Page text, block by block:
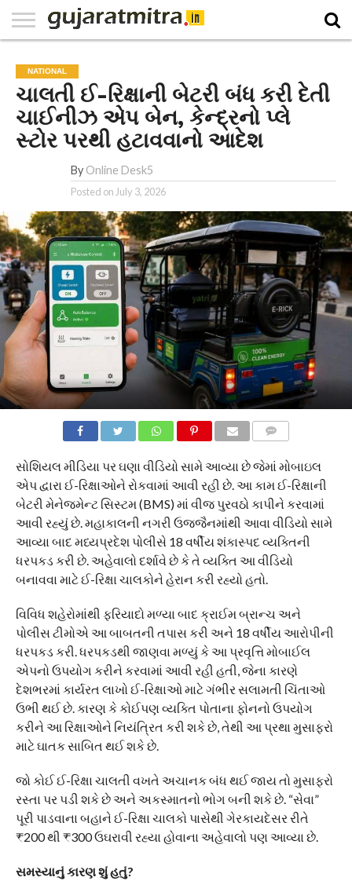
PAPER
NATIONAL
WORLD
BUSINESS
SPORTS
GUJARAT
OPINION
MORE
NATIONAL
ચાલતી ઈ-રિક્ષાની બેટરી બંધ કરી દેતી
ચાઈનીઝ એપ બેન, કેન્દ્રનો પ્લે
સ્ટોર પરથી હટાવવાનો આદેશ
By Online Desk5
Posted on July 3, 2026
સોશિયલ મીડિયા પર ઘણા વીડિયો સામે આવ્યા છે જેમાં મોબાઇલ
એપ દ્વારા ઈ-રિક્ષાઓને રોકવામાં આવી રહી છે. આ કામ ઈ-રિક્ષાની
બેટરી મેનેજમેન્ટ સિસ્ટમ (BMS) માં વીજ પુરવઠો કાપીને કરવામાં
આવી રહ્યું છે. મહાકાલની નગરી ઉજ્જૈનમાંથી આવા વીડિયો સામે
આવ્યા બાદ મધ્યપ્રદેશ પોલીસે 18 વર્ષીય શંકાસ્પદ વ્યક્તિની
ધરપકડ કરી છે. અહેવાલો દર્શાવે છે કે તે વ્યક્તિ આ વીડિયો
બનાવવા માટે ઈ-રિક્ષા ચાલકોને હેરાન કરી રહ્યો હતો.
વિવિધ શહેરોમાંથી ફરિયાદો મળ્યા બાદ ક્રાઈમ બ્રાન્ચ અને
પોલીસ ટીમોએ આ બાબતની તપાસ કરી અને 18 વર્ષીય આરોપીની
ધરપકડ કરી. ધરપકડથી જાણવા મળ્યું કે આ પ્રવૃત્તિ મોબાઈલ
એપનો ઉપયોગ કરીને કરવામાં આવી રહી હતી, જેના કારણે
દેશભરમાં કાર્યરત લાખો ઈ-રિક્ષાઓ માટે ગંભીર સલામતી ચિંતાઓ
ઉભી થઈ છે. કારણ કે કોઈપણ વ્યક્તિ પોતાના ફોનનો ઉપયોગ
કરીને આ રિક્ષાઓને નિયંત્રિત કરી શકે છે, તેથી આ પ્રથા મુસાફરો
માટે ઘાતક સાબિત થઈ શકે છે.
જો કોઈ ઈ-રિક્ષા ચાલતી વખતે અચાનક બંધ થઈ જાય તો મુસાફરો
રસ્તા પર પડી શકે છે અને અકસ્માતનો ભોગ બની શકે છે. “સેવા”
પૂરી પાડવાના બહાને ઈ-રિક્ષા ચાલકો પાસેથી ગેરકાયદેસર રીતે
₹200 થી ₹300 ઉઘરાવી રહ્યા હોવાના અહેવાલો પણ આવ્યા છે.
સમસ્યાનું કારણ શું હતું?